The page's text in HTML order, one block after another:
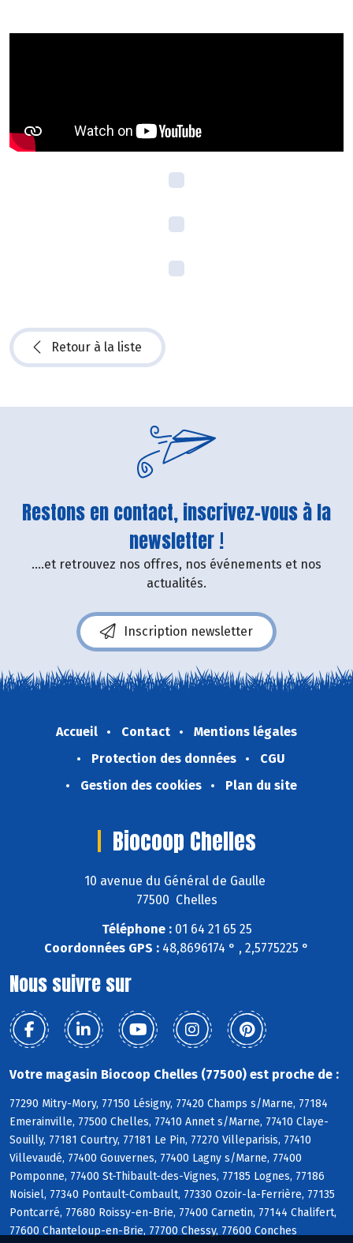
Retour à la liste
Restons en contact, inscrivez-vous à la
newsletter !
....et retrouvez nos offres, nos événements et nos
actualités.
Inscription newsletter
Accueil Contact
Mentions légales
Protection des données
CGU
Gestion des cookies
Plan du site
Biocoop Chelles
10 avenue du Général de Gaulle
77500 Chelles
Téléphone :01 64 21 65 25
Coordonnées GPS : 48,8696174 ° , 2,5775225 °
Nous suivre sur
Votre magasin Biocoop Chelles (77500) est proche de :
77290 Mitry-Mory, 77150 Lésigny, 77420 Champs s/Marne, 77184
Emerainville, 77500 Chelles, 77410 Annet s/Marne, 77410 Claye-
Souilly, 77181 Courtry, 77181 Le Pin, 77270 Villeparisis, 77410
Villevaudé, 77400 Gouvernes, 77400 Lagny s/Marne, 77400
Pomponne, 77400 St-Thibault-des-Vignes, 77185 Lognes, 77186
Noisiel, 77340 Pontault-Combault, 77330 Ozoir-la-Ferrière, 77135
Pontcarré, 77680 Roissy-en-Brie, 77400 Carnetin, 77144 Chalifert,
77600 Chanteloup-en-Brie, 77700 Chessy, 77600 Conches